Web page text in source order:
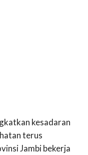
kesadaran
terus
Jambi bekerja